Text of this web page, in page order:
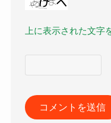
上に表示された文字